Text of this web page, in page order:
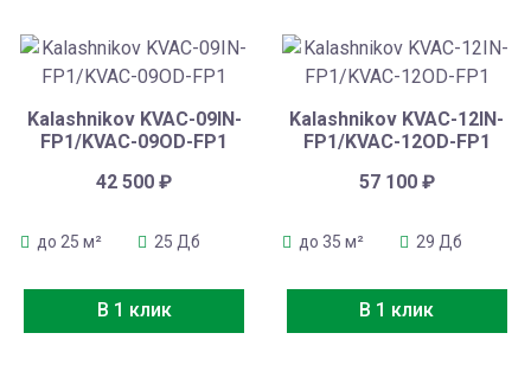
Kalashnikov KVAC-09IN-
FP1/KVAC-09OD-FP1
42 500₽
до 25 м² 25 Дб
В 1 клик
Kalashnikov KVAC-12IN-
FP1/KVAC-12OD-FP1
57 100 ₽
до 35 м² 29 Дб
В 1 клик